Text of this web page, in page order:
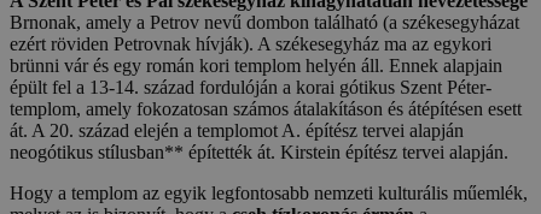
Brnonak, amely a Petrov nevű dombon található (a székesegyházat
ezért röviden Petrovnak hívják). A székesegyház ma az egykori
brünni vár és egy román kori templom helyén áll. Ennek alapjain
épült fel a 13-14. század fordulóján a korai gótikus Szent Péter-
templom, amely fokozatosan számos átalakításon és átépítésen esett
át. A 20. század elején a templomot A. építész tervei alapján
neogótikus stílusban** építették át. Kirstein építész tervei alapján.
Hogy a templom az egyik legfontosabb nemzeti kulturális műemlék,